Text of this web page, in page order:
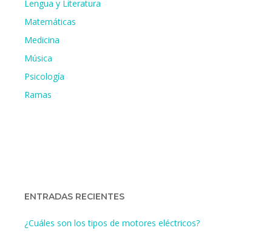
Lengua y Literatura
Matemáticas
Medicina
Música
Psicología
Ramas
ENTRADAS RECIENTES
¿Cuáles son los tipos de motores eléctricos?